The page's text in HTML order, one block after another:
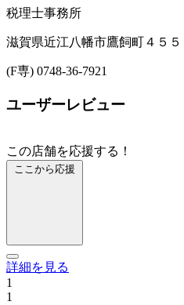
税理士事務所
滋賀県近江八幡市鷹飼町４５５
(F専) 0748-36-7921
ユーザーレビュー
この店舗を応援する！
ここから応援
詳細を見る
1
1